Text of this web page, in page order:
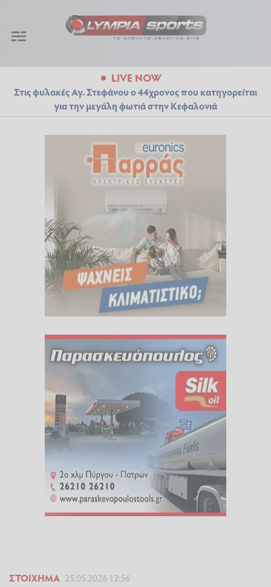
LIVE NOW
Στις φυλακές Αγ. Στεφάνου ο 44χρονος που κατηγορείται
για την μεγάλη φωτιά στην Κεφαλονιά
ΣΤΟΊΧΗΜΑ 25.05.2026 12:56